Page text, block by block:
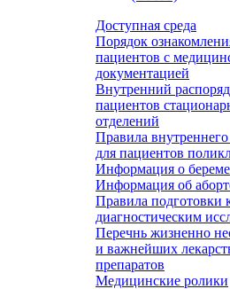
Доступная среда
Порядок
пациентов с
документацией
Внутренний
пациентов
отделений
Правила внутреннего
для пациентов
Информация о
Информация об
Правила подготовки
диагностическим
Перечнь жизненно
и важнейших
препаратов
Медицинские ролики